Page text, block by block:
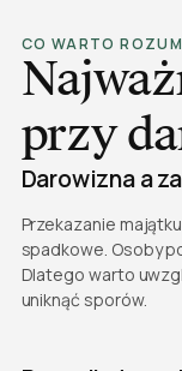
CO WARTO
przy
Darowizna a
Przekazanie
spadkowe. Osoby
Dlatego warto
uniknąć sporów.